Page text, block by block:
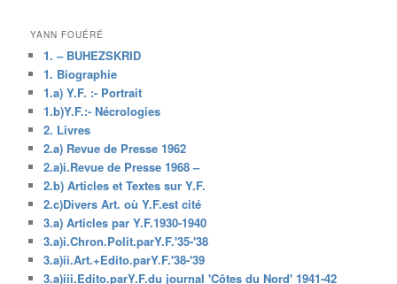
YANN FOUÉRÉ
1. – BUHEZSKRID
1. Biographie
1.a) Y.F. :- Portrait
1.b)Y.F.:- Nécrologies
2. Livres
2.a) Revue de Presse 1962
2.a)i.Revue de Presse 1968 –
2.b) Articles et Textes sur Y.F.
2.c)Divers Art. où Y.F.est cité
3.a) Articles par Y.F.1930-1940
3.a)i.Chron.Polit.parY.F.'35-'38
3.a)ii.Art.+Edito.parY.F.'38-'39
3.a)iii.Edito.parY.F.du journal 'Côtes du Nord' 1941-42